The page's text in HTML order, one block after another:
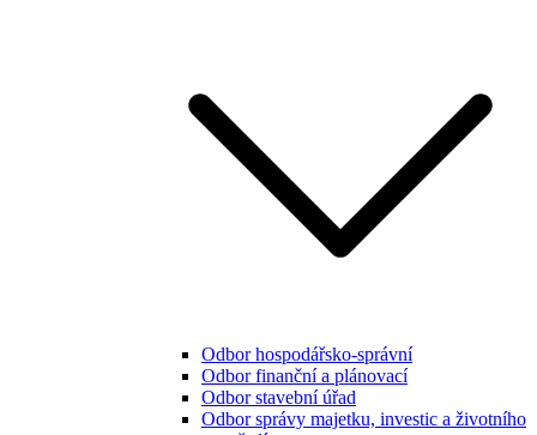
Odbor hospodářsko-správní
Odbor finanční a plánovací
Odbor stavební úřad
Odbor správy majetku, investic a životního